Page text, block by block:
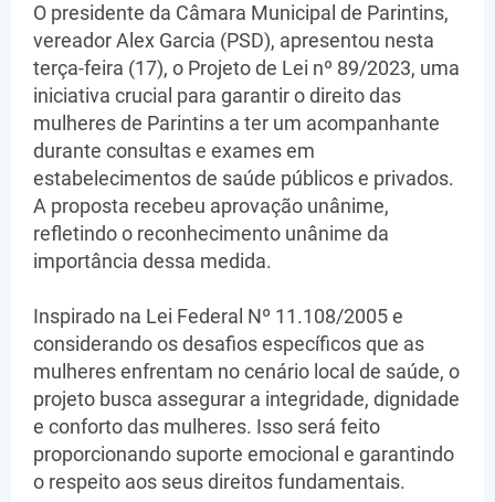
O presidente da Câmara Municipal de Parintins,
vereador Alex Garcia (PSD), apresentou nesta
terça-feira (17), o Projeto de Lei nº 89/2023, uma
iniciativa crucial para garantir o direito das
mulheres de Parintins a ter um acompanhante
durante consultas e exames em
estabelecimentos de saúde públicos e privados.
A proposta recebeu aprovação unânime,
refletindo o reconhecimento unânime da
importância dessa medida.
Inspirado na Lei Federal Nº 11.108/2005 e
considerando os desafios específicos que as
mulheres enfrentam no cenário local de saúde, o
projeto busca assegurar a integridade, dignidade
e conforto das mulheres. Isso será feito
proporcionando suporte emocional e garantindo
o respeito aos seus direitos fundamentais.